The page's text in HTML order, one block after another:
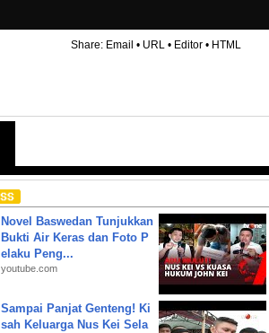
Share: Email • URL • Editor • HTML
Novel Baswedan Tunjukkan
Bukti Air Keras dan Foto P
elaku Peng...
youtube.com
Sampai Panjat Genteng! Ki
sah Keluarga Nus Kei Sela